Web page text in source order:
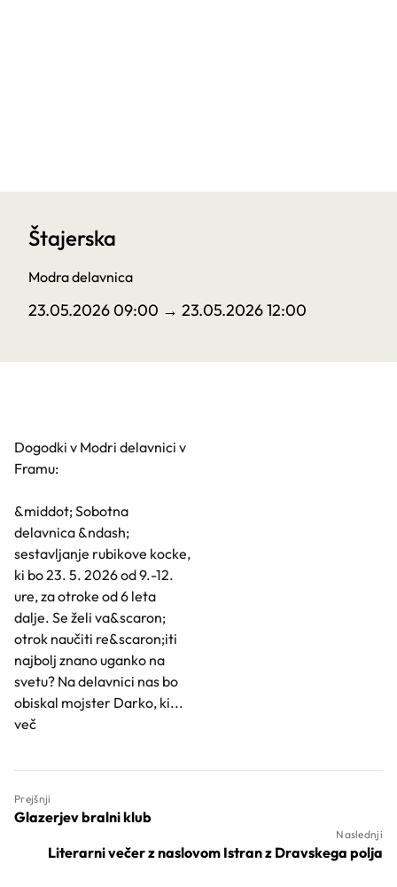
Štajerska
Modra delavnica
23.05.2026 09:00 → 23.05.2026 12:00
Dogodki v Modri delavnici v
Framu:
&middot; Sobotna
delavnica &ndash;
sestavljanje rubikove kocke,
ki bo 23. 5. 2026 od 9.-12.
ure, za otroke od 6 leta
dalje. Se želi va&scaron;
otrok naučiti re&scaron;iti
najbolj znano uganko na
svetu? Na delavnici nas bo
obiskal mojster Darko, ki...
več
Prejšnji
Glazerjev bralni klub
Naslednji
Literarni večer z naslovom Istran z Dravskega polja